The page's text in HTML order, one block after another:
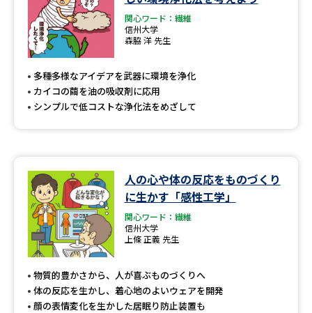
関心ワード：繊維
信州大学
森脇 洋 先生
多種多様なアイデアを武器に環境を浄化
カイコの繭を油の吸収剤に応用
シンプルで低コストな浄化法をめざして
人の心や体の反応をものづくり
に生かす「感性工学」
関心ワード：繊維
信州大学
上條 正義 先生
物質的豊かさから、人が喜ぶものづくりへ
体の反応を生かし、着心地のよいウェアを開発
顔の表情変化を生かした居眠り防止装置も